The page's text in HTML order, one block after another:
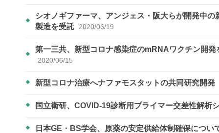
シオノギファーマ、アンジェス・阪大らが開発中
製造を受託
2020/06/19
第一三共、新型コロナ感染症のmRNAワクチン開
2020/06/15
新型コロナ治療へナファモスタットの共同研究
国立衛研、COVID-19診断用プライマー交差性解析
日本GE・BS学会、原薬の安定供給体制確保につ